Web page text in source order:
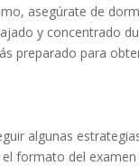
asegúrate de
y concentrado
preparado para
algunas
formato del